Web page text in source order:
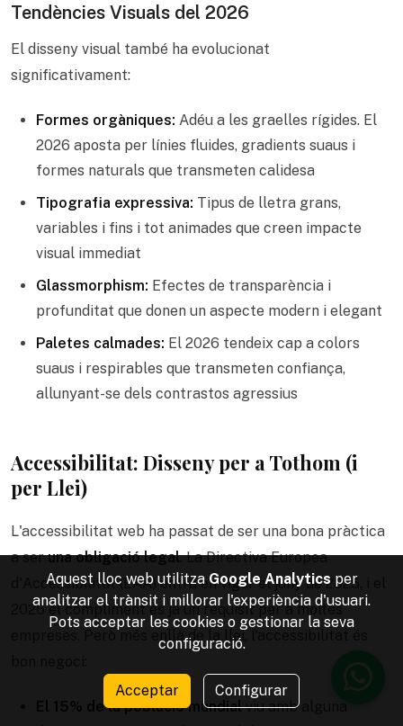
Tendències Visuals del 2026
El disseny visual també ha evolucionat
significativament:
Formes orgàniques: Adéu a les graelles rígides. El
2026 aposta per línies fluides, gradients suaus i
formes naturals que transmeten calidesa
Tipografia expressiva: Tipus de lletra grans,
variables i fins i tot animades que creen impacte
visual immediat
Glassmorphism: Efectes de transparència i
profunditat que donen un aspecte modern i elegant
Paletes calmades: El 2026 tendeix cap a colors
suaus i respirables que transmeten confiança,
allunyant-se dels contrastos agressius
Accessibilitat: Disseny per a Tothom (i
per Llei)
L'accessibilitat web ha passat de ser una bona pràctica
a seruna obligació legal. La Directiva Europea
d'Accessibilitat (EAA) entra en vigor el juny de 2025, i el
2026 el compliment és ja un requisit per a moltes
empreses. Però més enllà de la llei, l'accessibilitat és
El 15% de la població mundialviu amb alguna
Aquest lloc web utilitza Google Analytics per
analitzar el trànsit i millorar l'experiència d'usuari.
Pots acceptar les cookies o gestionar la seva
configuració.
Acceptar Configurar